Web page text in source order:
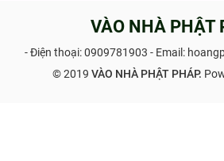
VÀO NHÀ PHẬT
- Điện thoại:0909781903 - Email:
© 2019 VÀO NHÀ PHẬT PHÁP.